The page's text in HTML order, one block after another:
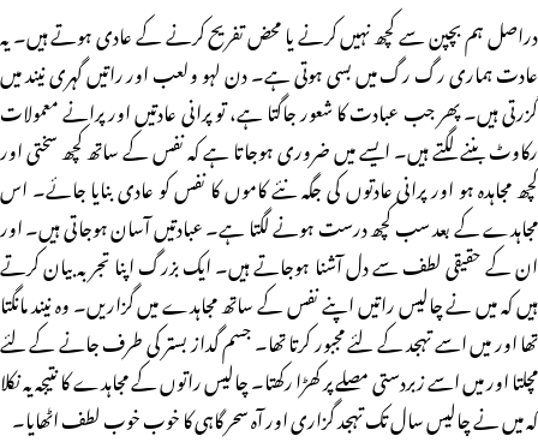
دراصل ہم بچپن سے کچھ نہیں کرنے یا محض تفریح کرنے کے عادی ہوتے ہیں۔ یہ
عادت ہماری رگ رگ میں بسی ہوتی ہے۔ دن لہو ولعب اور راتیں گہری نیند میں
گزرتی ہیں۔ پھر جب عبادت کا شعور جاگتا ہے، تو پرانی عادتیں اور پرانے معمولات
رکاوٹ بننے لگتے ہیں۔ ایسے میں ضروری ہوجاتا ہے کہ نفس کے ساتھ کچھ سختی اور
کچھ مجاہدہ ہو اور پرانی عادتوں کی جگہ نئے کاموں کا نفس کو عادی بنایا جائے۔ اس
مجاہدے کے بعد سب کچھ درست ہونے لگتا ہے۔ عبادتیں آسان ہوجاتی ہیں۔ اور
ان کے حقیقی لطف سے دل آشنا ہوجاتے ہیں۔ ایک بزرگ اپنا تجربہ بیان کرتے
ہیں کہ میں نے چالیس راتیں اپنے نفس کے ساتھ مجاہدے میں گزاریں۔ وہ نیند مانگتا
تھا اور میں اسے تہجد کے لئے مجبور کرتا تھا۔ جسم گداز بستر کی طرف جانے کے لئے
مچلتا اور میں اسے زبردستی مصلے پر کھڑا رکھتا۔ چالیس راتوں کے مجاہدے کا نتیجہ یہ نکلا
کہ میں نے چالیس سال تک تہجد گزاری اور آہ سحر گاہی کا خوب خوب لطف اٹھایا۔